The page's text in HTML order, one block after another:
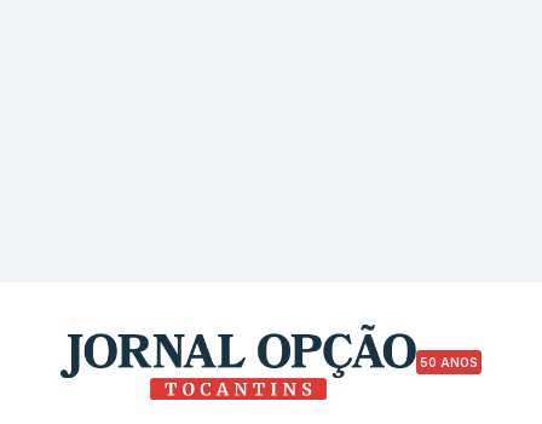
50 ANOS